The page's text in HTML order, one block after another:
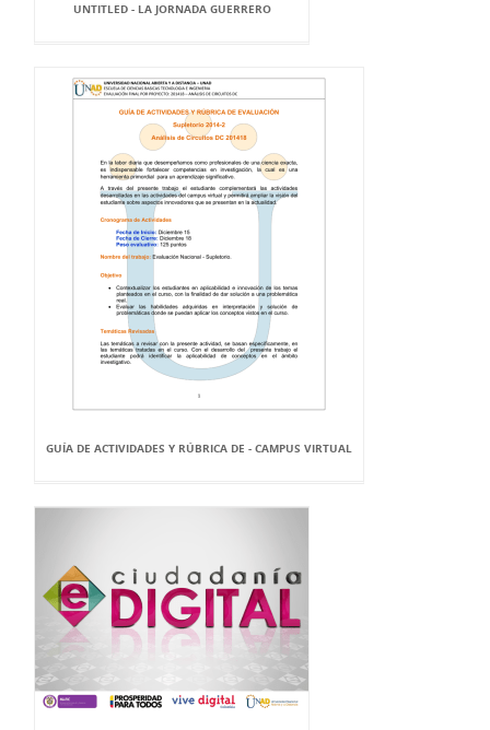
UNTITLED - LA JORNADA GUERRERO
GUÍA DE ACTIVIDADES Y RÚBRICA DE - CAMPUS VIRTUAL